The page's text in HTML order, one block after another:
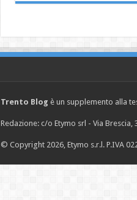
Trento Blog è un supplemento alla
Redazione: c/o Etymo srl - Via
© Copyright 2026, Etymo s.r.l. P.IVA